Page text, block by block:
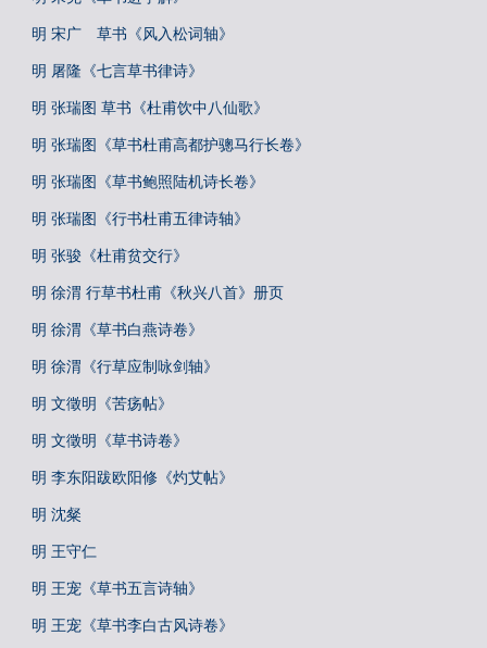
明 宋广 草书《风入松词轴》
明 屠隆《七言草书律诗》
明 张瑞图 草书《杜甫饮中八仙歌》
明 张瑞图《草书杜甫高都护骢马行长卷》
明 张瑞图《草书鲍照陆机诗长卷》
明 张瑞图《行书杜甫五律诗轴》
明 张骏《杜甫贫交行》
明 徐渭 行草书杜甫《秋兴八首》册页
明 徐渭《草书白燕诗卷》
明 徐渭《行草应制咏剑轴》
明 文徵明《苦疡帖》
明 文徵明《草书诗卷》
明 李东阳跋欧阳修《灼艾帖》
明 沈粲
明 王守仁
明 王宠《草书五言诗轴》
明 王宠《草书李白古风诗卷》